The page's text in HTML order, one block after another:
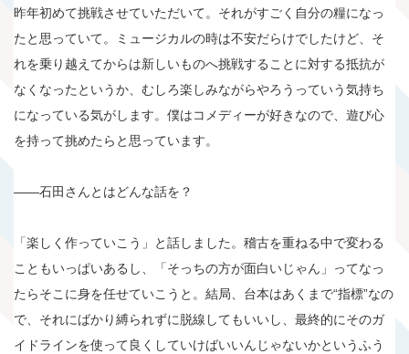
昨年初めて挑戦させていただいて。それがすごく自分の糧になっ
たと思っていて。ミュージカルの時は不安だらけでしたけど、そ
れを乗り越えてからは新しいものへ挑戦することに対する抵抗が
なくなったというか、むしろ楽しみながらやろうっていう気持ち
になっている気がします。僕はコメディーが好きなので、遊び心
を持って挑めたらと思っています。
――石田さんとはどんな話を？
「楽しく作っていこう」と話しました。稽古を重ねる中で変わる
こともいっぱいあるし、「そっちの方が面白いじゃん」ってなっ
たらそこに身を任せていこうと。結局、台本はあくまで“指標”なの
で、それにばかり縛られずに脱線してもいいし、最終的にそのガ
イドラインを使って良くしていけばいいんじゃないかというふう